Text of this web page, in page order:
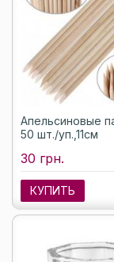
Апельсиновые
50 шт./уп.,11см
30 грн.
КУПИТЬ